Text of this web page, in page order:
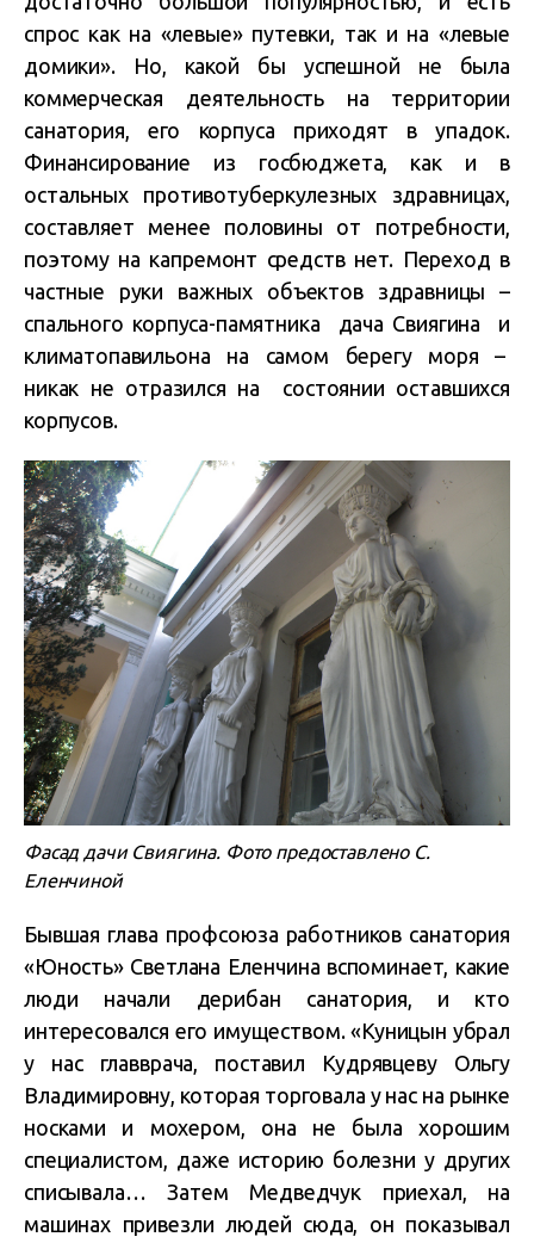
спрос как на «левые» путевки, так и на «левые
домики». Но, какой бы успешной не была
коммерческая деятельность на территории
санатория, его корпуса приходят в упадок.
Финансирование из госбюджета, как и в
остальных противотуберкулезных здравницах,
составляет менее половины от потребности,
поэтому на капремонт средств нет. Переход в
частные руки важных объектов здравницы –
спального корпуса-памятника дача Свиягина и
климатопавильона на самом берегу моря –
никак не отразился на состоянии оставшихся
корпусов.
Фасад дачи Свиягина. Фото предоставлено С.
Еленчиной
Бывшая глава профсоюза работников санатория
«Юность» Светлана Еленчина вспоминает, какие
люди начали дерибан санатория, и кто
интересовался его имуществом. «Куницын убрал
у нас главврача, поставил Кудрявцеву Ольгу
Владимировну, которая торговала у нас на рынке
носками и мохером, она не была хорошим
специалистом, даже историю болезни у других
списывала… Затем Медведчук приехал, на
машинах привезли людей сюда, он показывал